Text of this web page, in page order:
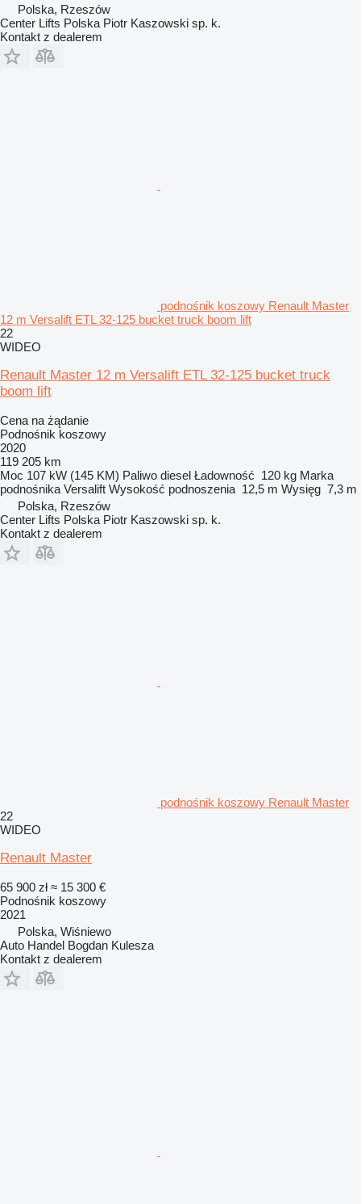
Polska, Rzeszów
Center Lifts Polska Piotr Kaszowski sp. k.
Kontakt z dealerem
podnośnik koszowy Renault Master
12 m Versalift ETL 32-125 bucket truck boom lift
22
WIDEO
Renault Master 12 m Versalift ETL 32-125 bucket truck
boom lift
Cena na żądanie
Podnośnik koszowy
2020
119 205 km
Moc 107 kW (145 KM) Paliwo diesel Ładowność 120 kg Marka
podnośnika Versalift Wysokość podnoszenia 12,5 m Wysięg 7,3 m
Polska, Rzeszów
Center Lifts Polska Piotr Kaszowski sp. k.
Kontakt z dealerem
podnośnik koszowy Renault Master
22
WIDEO
Renault Master
65 900 zł ≈ 15 300 €
Podnośnik koszowy
2021
Polska, Wiśniewo
Auto Handel Bogdan Kulesza
Kontakt z dealerem